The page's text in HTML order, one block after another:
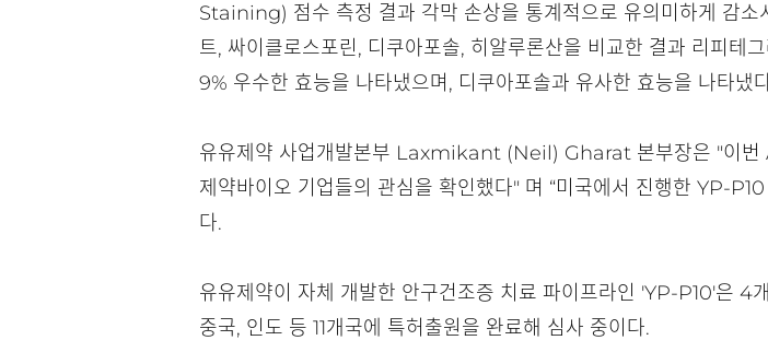
Staining) 점수 측정 결과 각막 손상을 통계적으로 유의미하게 감
트, 싸이클로스포린, 디쿠아포솔, 히알루론산을 비교한 결과 리피테
9% 우수한 효능을 나타냈으며, 디쿠아포솔과 유사한 효능을 나타냈
유유제약 사업개발본부 Laxmikant (Neil) Gharat 본부장은 "이번
제약바이오 기업들의 관심을 확인했다" 며 “미국에서 진행한 YP-
다.
유유제약이 자체 개발한 안구건조증 치료 파이프라인 'YP-P10'은 4
중국, 인도 등 11개국에 특허출원을 완료해 심사 중이다.